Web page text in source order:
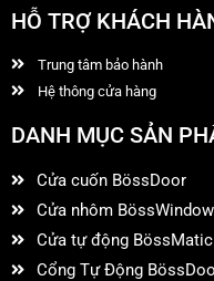
HỖ TRỢ KHÁCH
Trung tâm bảo hành
Hệ thông cửa hàng
DANH MỤC SẢN
Cửa cuốn BössDoor
Cửa nhôm BössWindow
Cửa tự động BössMatic
Cổng Tự Động